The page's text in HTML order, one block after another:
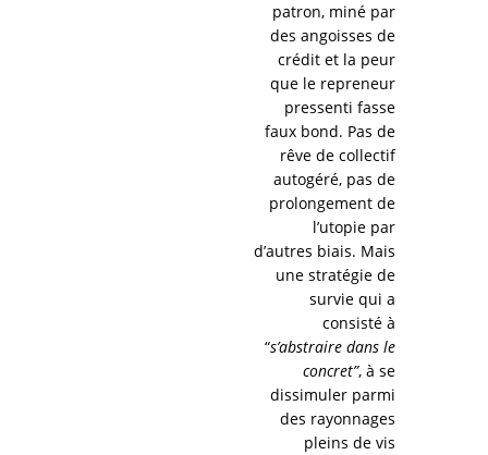
patron, miné par
des angoisses de
crédit et la peur
que le repreneur
pressenti fasse
faux bond. Pas de
rêve de collectif
autogéré, pas de
prolongement de
l’utopie par
d’autres biais. Mais
une stratégie de
survie qui a
consisté à
“s’abstraire dans le
concret”, à se
dissimuler parmi
des rayonnages
pleins de vis